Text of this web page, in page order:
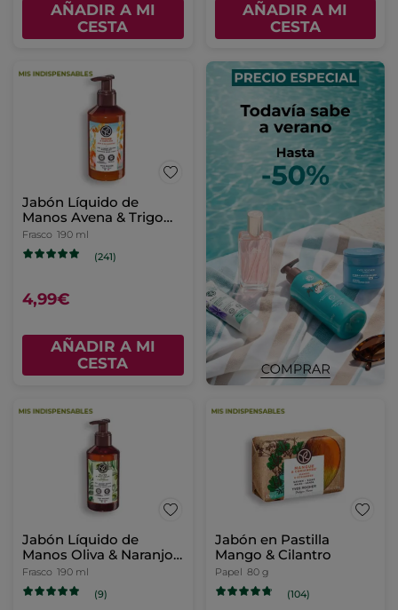
AÑADIR A MI
CESTA
AÑADIR A MI
CESTA
Jabón Líquido de
Manos Avena & Trigo
Sarraceno
Frasco 190 ml
(241)
4,99€
AÑADIR A MI
CESTA
Jabón Líquido de
Manos Oliva & Naranjo
Amargo.
Frasco 190 ml
(9)
Jabón en Pastilla
Mango & Cilantro
Papel 80 g
(104)